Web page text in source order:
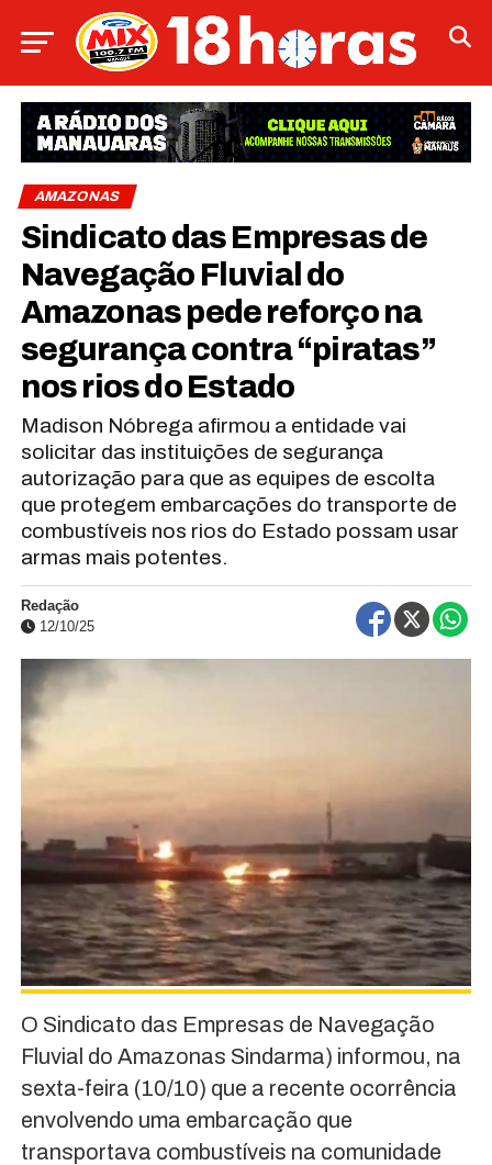
AMAZONAS
Sindicato das Empresas de
Navegação Fluvial do
Amazonas pede reforço na
segurança contra “piratas”
nos rios do Estado
Madison Nóbrega afirmou a entidade vai
solicitar das instituições de segurança
autorização para que as equipes de escolta
que protegem embarcações do transporte de
combustíveis nos rios do Estado possam usar
armas mais potentes.
Redação
12/10/25
O Sindicato das Empresas de Navegação
Fluvial do Amazonas Sindarma) informou, na
sexta-feira (10/10) que a recente ocorrência
envolvendo uma embarcação que
transportava combustíveis na comunidade